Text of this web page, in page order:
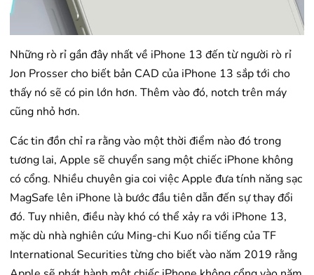
Những rò rỉ gần đây nhất về iPhone 13 đến từ người rò rỉ
Jon Prosser cho biết bản CAD của iPhone 13 sắp tới cho
thấy nó sẽ có pin lớn hơn. Thêm vào đó, notch trên máy
cũng nhỏ hơn.
Các tin đồn chỉ ra rằng vào một thời điểm nào đó trong
tương lai, Apple sẽ chuyển sang một chiếc iPhone không
có cổng. Nhiều chuyên gia coi việc Apple đưa tính năng sạc
MagSafe lên iPhone là bước đầu tiên dẫn đến sự thay đổi
đó. Tuy nhiên, điều này khó có thể xảy ra với iPhone 13,
mặc dù nhà nghiên cứu Ming-chi Kuo nổi tiếng của TF
International Securities từng cho biết vào năm 2019 rằng